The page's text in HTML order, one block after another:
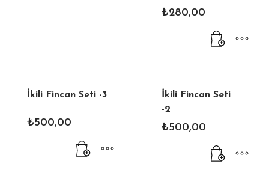
₺280,00
İkili Fincan Seti -3
₺500,00
İkili Fincan Seti
-2
₺500,00